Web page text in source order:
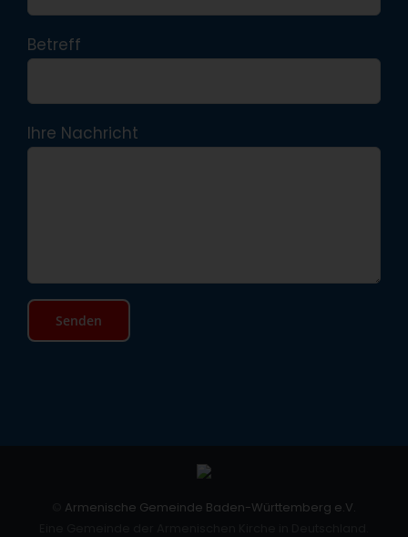
Betreff
Ihre Nachricht
Armenische Gemeinde Baden-Württemberg e.V.